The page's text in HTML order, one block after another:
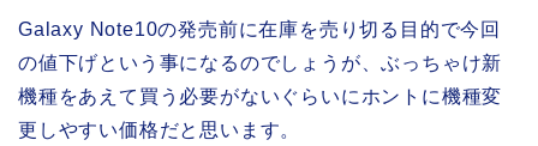
Galaxy Note10の発売前に在庫を売り切る目的で今回
の値下げという事になるのでしょうが、ぶっちゃけ新
機種をあえて買う必要がないぐらいにホントに機種変
更しやすい価格だと思います。